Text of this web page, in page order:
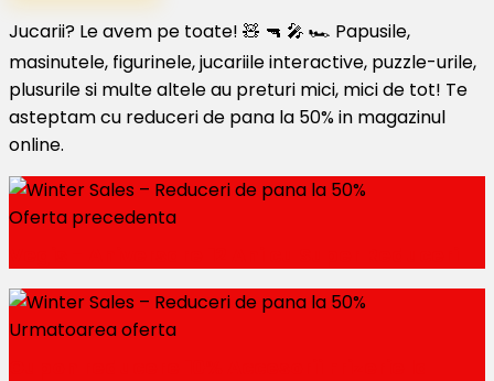
Jucarii? Le avem pe toate! 🧸 🔫 🎤 🏎️ Papusile,
masinutele, figurinele, jucariile interactive, puzzle-urile,
plusurile si multe altele au preturi mici, mici de tot! Te
asteptam cu reduceri de pana la 50% in magazinul
online.
Oferta precedenta
Urmatoarea oferta